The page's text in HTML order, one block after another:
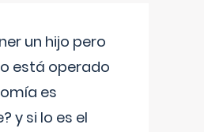
un hijo pero
está operado
es
y si lo es el